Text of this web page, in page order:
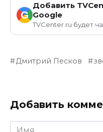
G
Добавить
Google
TVCenter.ru будет
Дмитрий Песков
Добавить
Имя